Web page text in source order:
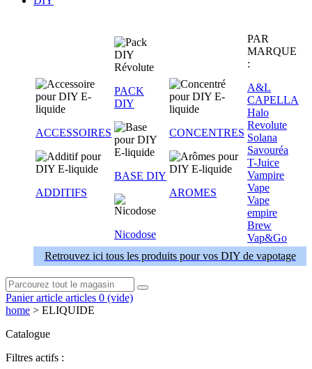
ACCESSOIRES
ADDITIFS
PACK
DIY
BASE DIY
Nicodose
CONCENTRES
AROMES
PAR
MARQUE
:
A&L
CAPELLA
Halo
Revolute
Solana
Savouréa
T-Juice
Vampire
Vape
Vape
empire
Brew
Vap&Go
Retrouvez ici tous les produits pour vos DIY de vapotage
Panier article articles 0 (vide)
home > ELIQUIDE
Catalogue
Filtres actifs :